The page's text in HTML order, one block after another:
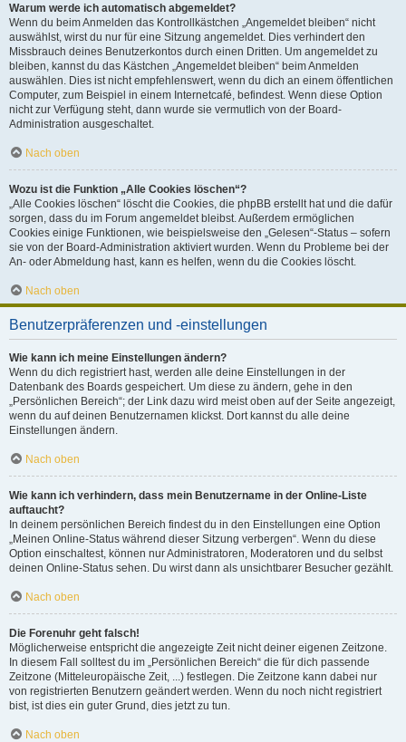
Warum werde ich automatisch abgemeldet?
Wenn du beim Anmelden das Kontrollkästchen „Angemeldet bleiben“ nicht
auswählst, wirst du nur für eine Sitzung angemeldet. Dies verhindert den
Missbrauch deines Benutzerkontos durch einen Dritten. Um angemeldet zu
bleiben, kannst du das Kästchen „Angemeldet bleiben“ beim Anmelden
auswählen. Dies ist nicht empfehlenswert, wenn du dich an einem öffentlichen
Computer, zum Beispiel in einem Internetcafé, befindest. Wenn diese Option
nicht zur Verfügung steht, dann wurde sie vermutlich von der Board-
Administration ausgeschaltet.
Nach oben
Wozu ist die Funktion „Alle Cookies löschen“?
„Alle Cookies löschen“ löscht die Cookies, die phpBB erstellt hat und die dafür
sorgen, dass du im Forum angemeldet bleibst. Außerdem ermöglichen
Cookies einige Funktionen, wie beispielsweise den „Gelesen“-Status – sofern
sie von der Board-Administration aktiviert wurden. Wenn du Probleme bei der
An- oder Abmeldung hast, kann es helfen, wenn du die Cookies löscht.
Nach oben
Benutzerpräferenzen und -einstellungen
Wie kann ich meine Einstellungen ändern?
Wenn du dich registriert hast, werden alle deine Einstellungen in der
Datenbank des Boards gespeichert. Um diese zu ändern, gehe in den
„Persönlichen Bereich“; der Link dazu wird meist oben auf der Seite angezeigt,
wenn du auf deinen Benutzernamen klickst. Dort kannst du alle deine
Einstellungen ändern.
Nach oben
Wie kann ich verhindern, dass mein Benutzername in der Online-Liste
auftaucht?
In deinem persönlichen Bereich findest du in den Einstellungen eine Option
„Meinen Online-Status während dieser Sitzung verbergen“. Wenn du diese
Option einschaltest, können nur Administratoren, Moderatoren und du selbst
deinen Online-Status sehen. Du wirst dann als unsichtbarer Besucher gezählt.
Nach oben
Die Forenuhr geht falsch!
Möglicherweise entspricht die angezeigte Zeit nicht deiner eigenen Zeitzone.
In diesem Fall solltest du im „Persönlichen Bereich“ die für dich passende
Zeitzone (Mitteleuropäische Zeit, ...) festlegen. Die Zeitzone kann dabei nur
von registrierten Benutzern geändert werden. Wenn du noch nicht registriert
bist, ist dies ein guter Grund, dies jetzt zu tun.
Nach oben